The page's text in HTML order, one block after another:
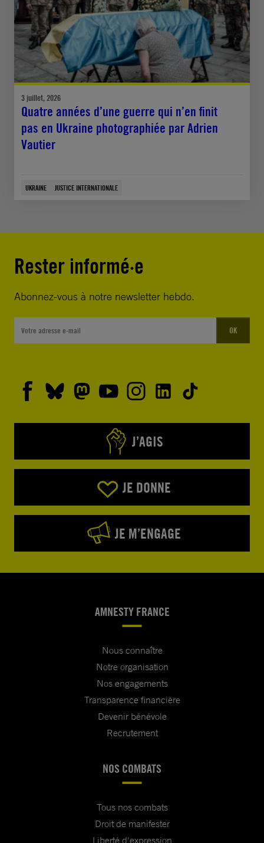
3 juillet, 2026
Quatre années d’une guerre qui n’en finit
pas en Ukraine photographiée par Adrien
Vautier
UKRAINE JUSTICE INTERNATIONALE
Rester informé·e
Abonnez-vous à notre newsletter hebdo.
OK
J’AGIS
JE DONNE
JE M’ENGAGE
AMNESTY FRANCE
Nous connaître
Notre organisation
Nos engagements
Transparence financière
Devenir bénévole
Recrutement
NOS COMBATS
Tous nos combats
Droit de manifester
Liberté d'expression